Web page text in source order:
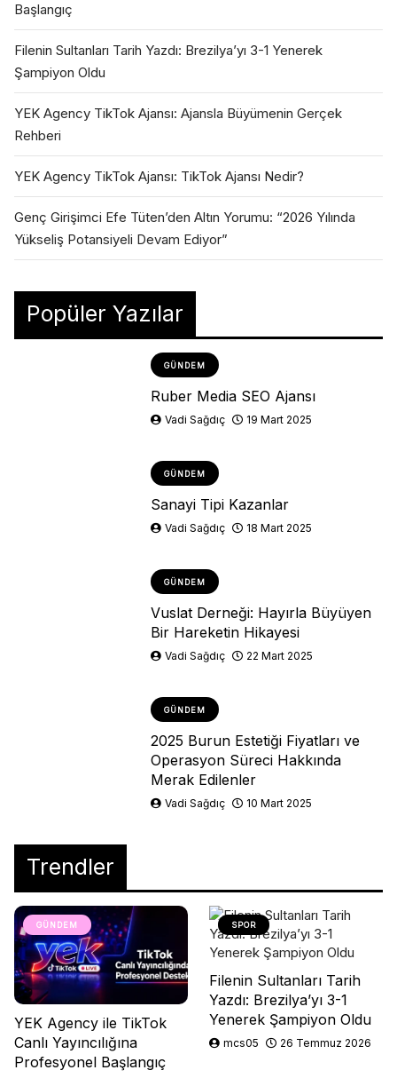
Başlangıç
Filenin Sultanları Tarih Yazdı: Brezilya’yı 3-1 Yenerek
Şampiyon Oldu
YEK Agency TikTok Ajansı: Ajansla Büyümenin Gerçek
Rehberi
YEK Agency TikTok Ajansı: TikTok Ajansı Nedir?
Genç Girişimci Efe Tüten’den Altın Yorumu: “2026 Yılında
Yükseliş Potansiyeli Devam Ediyor”
Popüler Yazılar
GÜNDEM
Ruber Media SEO Ajansı
Vadi Sağdıç 19 Mart 2025
GÜNDEM
Sanayi Tipi Kazanlar
Vadi Sağdıç 18 Mart 2025
GÜNDEM
Vuslat Derneği: Hayırla Büyüyen
Bir Hareketin Hikayesi
Vadi Sağdıç 22 Mart 2025
GÜNDEM
2025 Burun Estetiği Fiyatları ve
Operasyon Süreci Hakkında
Merak Edilenler
Vadi Sağdıç 10 Mart 2025
Trendler
GÜNDEM
YEK Agency ile TikTok
Canlı Yayıncılığına
Profesyonel Başlangıç
SPOR
Filenin Sultanları Tarih
Yazdı: Brezilya’yı 3-1
Yenerek Şampiyon Oldu
mcs05 26 Temmuz 2026